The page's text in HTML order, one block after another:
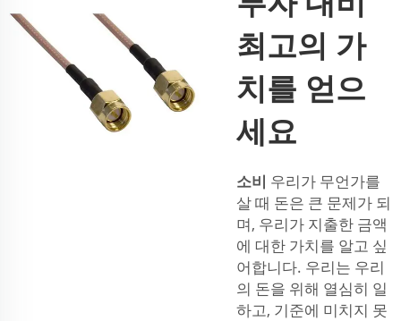
최고의 가
치를 얻으
세요
소비 우리가 무언가를
살 때 돈은 큰 문제가 되
며, 우리가 지출한 금액
에 대한 가치를 알고 싶
어합니다. 우리는 우리
의 돈을 위해 열심히 일
하고, 기준에 미치지 못